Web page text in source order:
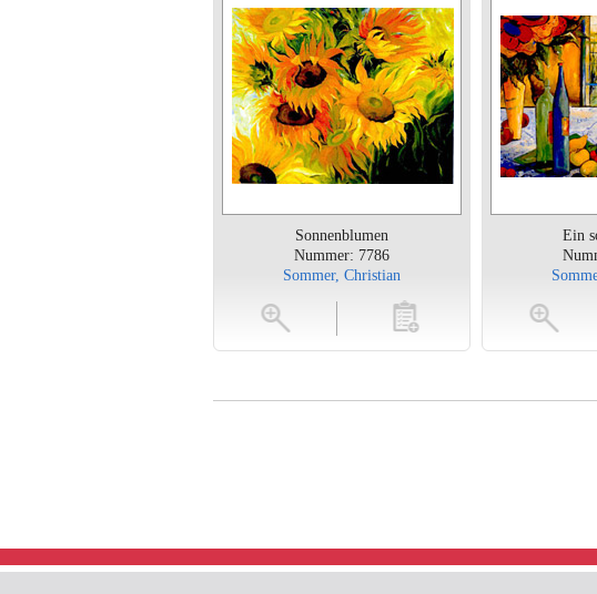
Sonnenblumen
Nummer: 7786
Sommer, Christian
toevoegen
Ein
vergroten toevoegen